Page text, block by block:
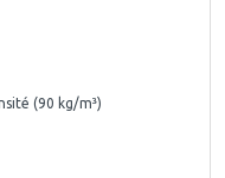
(90 kg/m³)